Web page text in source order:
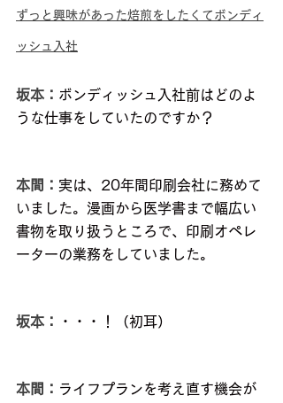
ずっと興味があった焙煎をしたくてボンディ
ッシュ入社
坂本： ボンディッシュ入社前はどのよ
うな仕事をしていたのですか？
本間： 実は、20年間印刷会社に務めて
いました。漫画から医学書まで幅広い
書物を取り扱うところで、印刷オペレ
ーターの業務をしていました。
坂本： ・・・！（初耳）
本間： ライフプランを考え直す機会が